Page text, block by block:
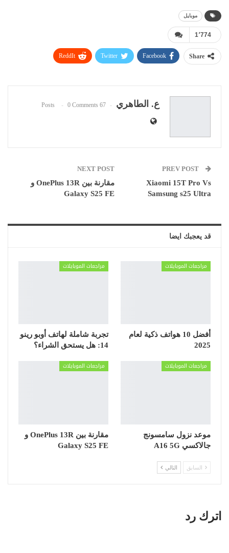
موبايل
1٬774
Share
Facebook
Twitter
ReddIt
ع. الطاهري 67 Posts
0 Comments
Xiaomi 15T Pro Vs
Samsung s25 Ultra
NEXT POST
مقارنة بين OnePlus 13R و
Galaxy S25 FE
قد يعجبك ايضا
مراجعات الموبايلات
أفضل 10 هواتف ذكية لعام
2025
مراجعات الموبايلات
تجربة شاملة لهاتف أوبو رينو
14: هل يستحق الشراء؟
مراجعات الموبايلات
موعد نزول سامسونج
جالاكسي A16 5G
مراجعات الموبايلات
مقارنة بين OnePlus 13R و
Galaxy S25 FE
السابق التالي
اترك رد